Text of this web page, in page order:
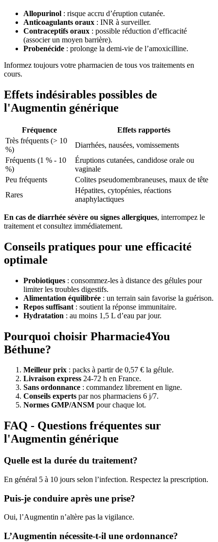
Allopurinol : risque accru d’éruption cutanée.
Anticoagulants oraux : INR à surveiller.
Contraceptifs oraux : possible réduction d’efficacité
(associer un moyen barrière).
Probenécide : prolonge la demi-vie de l’amoxicilline.
Informez toujours votre pharmacien de tous vos traitements en
cours.
Effets indésirables possibles de
l'Augmentin générique
Fréquence
Effets rapportés
Très fréquents (> 10
%)
Diarrhées, nausées, vomissements
Fréquents (1 % - 10
%)
Éruptions cutanées, candidose orale ou
vaginale
Peu fréquents
Colites pseudomembraneuses, maux de tête
Rares
Hépatites, cytopénies, réactions
anaphylactiques
En cas de diarrhée sévère ou signes allergiques, interrompez le
traitement et consultez immédiatement.
Conseils pratiques pour une efficacité
optimale
Probiotiques : consommez-les à distance des gélules pour
limiter les troubles digestifs.
Alimentation équilibrée : un terrain sain favorise la guérison.
Repos suffisant : soutient la réponse immunitaire.
Hydratation : au moins 1,5 L d’eau par jour.
Pourquoi choisir Pharmacie4You
Béthune?
Meilleur prix : packs à partir de 0,57 € la gélule.
Livraison express 24-72 h en France.
Sans ordonnance : commandez librement en ligne.
Conseils experts par nos pharmaciens 6 j/7.
Normes GMP/ANSM pour chaque lot.
FAQ - Questions fréquentes sur
l'Augmentin générique
Quelle est la durée du traitement?
En général 5 à 10 jours selon l’infection. Respectez la prescription.
Puis-je conduire après une prise?
Oui, l’Augmentin n’altère pas la vigilance.
L’Augmentin nécessite-t-il une ordonnance?